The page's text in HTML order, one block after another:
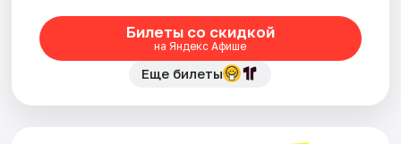
Рейтинги
Билеты со скидкой
на Яндекс Афише
Еще билеты